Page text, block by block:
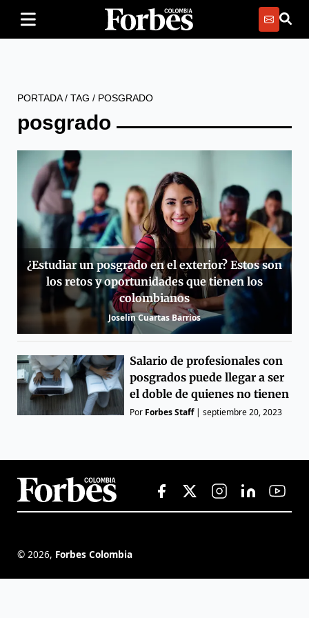
PORTADA/ TAG / POSGRADO
posgrado
¿Estudiar un posgrado en el exterior? Estos son
los retos y oportunidades que tienen los
colombianos
Joselin Cuartas Barrios
Salario de profesionales con
posgrados puede llegar a ser
el doble de quienes no tienen
Por Forbes Staff|septiembre 20, 2023
© 2026, Forbes Colombia